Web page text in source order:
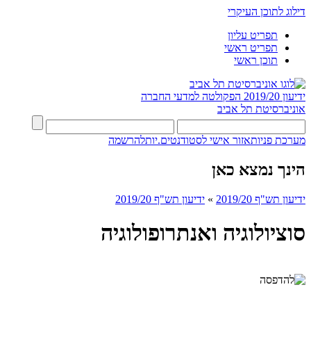
דילוג לתוכן העיקרי
תפריט עליון
תפריט ראשי
תוכן ראשי
ידיעון 2019/20
הפקולטה למדעי החברה
אוניברסיטת תל אביב
מערכת פניותאזור אישי לסטודנטים.יותלהרשמה
הינך נמצא כאן
ידיעון תש"ף 2019/20 » ידיעון תש"ף 2019/20
סוציולוגיה ואנתרופולוגיה